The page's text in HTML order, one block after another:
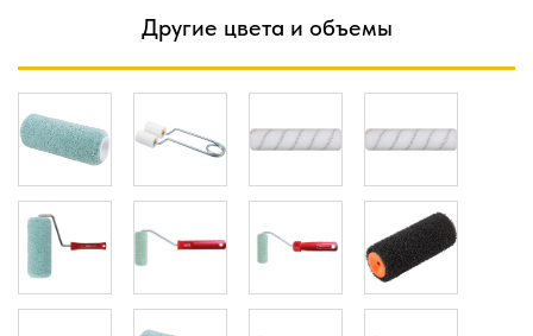
Другие цвета и объемы